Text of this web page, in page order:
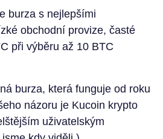
burza s nejlepšími
obchodní provize, časté
při výběru až 10 BTC
burza, která funguje od roku
názoru je Kucoin krypto
uživatelským